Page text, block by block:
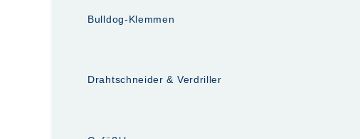
Bulldog-Klemmen
Drahtschneider & Verdriller